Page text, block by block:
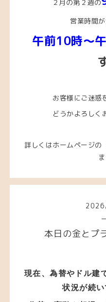
２月の第２週の
営業時間が
午前10時～
お客様にご迷惑
どうかよろしく
詳しくはホームページの
ま
2026
本日の金とプ
現在、為替やドル建
状況が続い